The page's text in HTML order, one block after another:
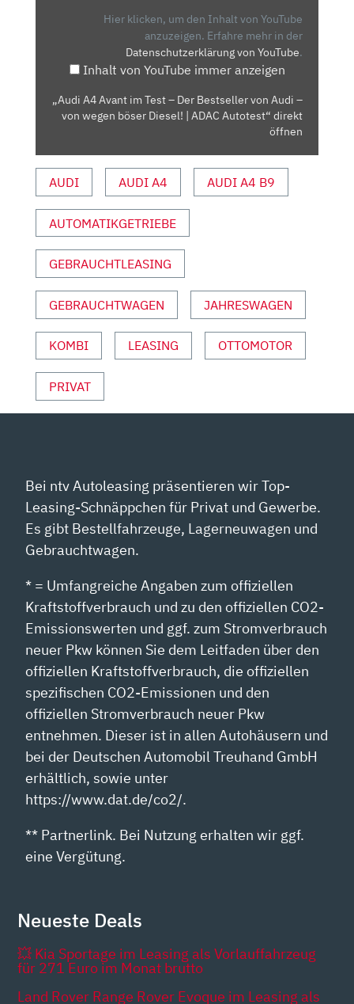
BESTSELLER
AUDI
WEGEN
BÖSER
DIESEL!
AUTOTEST“
VON
YOUTUBE
ANZEIGEN
Hier klicken, um den Inhalt von YouTube
anzuzeigen. Erfahre mehr in der
Datenschutzerklärung von YouTube.
Inhalt von YouTube immer anzeigen
„Audi A4 Avant im Test – Der Bestseller von Audi –
von wegen böser Diesel! | ADAC Autotest“ direkt
öffnen
AUDI AUDI A4 AUDI A4 B9
AUTOMATIKGETRIEBE
GEBRAUCHTLEASING
GEBRAUCHTWAGEN JAHRESWAGEN
KOMBI LEASING OTTOMOTOR
PRIVAT
Bei ntv Autoleasing präsentieren wir Top-
Leasing-Schnäppchen für Privat und Gewerbe.
Es gibt Bestellfahrzeuge, Lagerneuwagen und
Gebrauchtwagen.
* = Umfangreiche Angaben zum offiziellen
Kraftstoffverbrauch und zu den offiziellen CO2-
Emissionswerten und ggf. zum Stromverbrauch
neuer Pkw können Sie dem Leitfaden über den
offiziellen Kraftstoffverbrauch, die offiziellen
spezifischen CO2-Emissionen und den
offiziellen Stromverbrauch neuer Pkw
entnehmen. Dieser ist in allen Autohäusern und
bei der Deutschen Automobil Treuhand GmbH
erhältlich, sowie unter
https://www.dat.de/co2/.
** Partnerlink. Bei Nutzung erhalten wir ggf.
eine Vergütung.
Neueste Deals
💥 Kia Sportage im Leasing als Vorlauffahrzeug
für 271 Euro im Monat brutto
Land Rover Range Rover Evoque im Leasing als